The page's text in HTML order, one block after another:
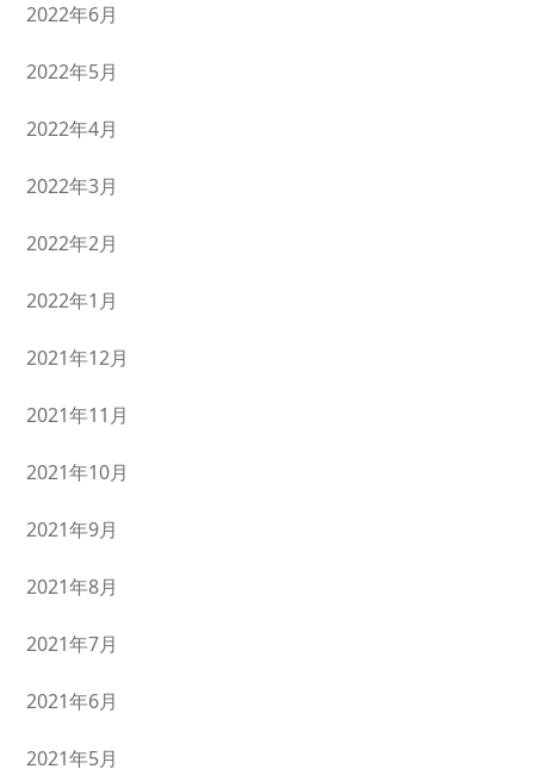
2022年6月
2022年5月
2022年4月
2022年3月
2022年2月
2022年1月
2021年12月
2021年11月
2021年10月
2021年9月
2021年8月
2021年7月
2021年6月
2021年5月